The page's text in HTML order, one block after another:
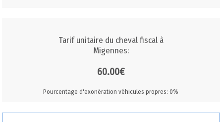
Tarif unitaire du cheval fiscal à
Migennes:
60.00€
Pourcentage d'exonération véhicules propres: 0%